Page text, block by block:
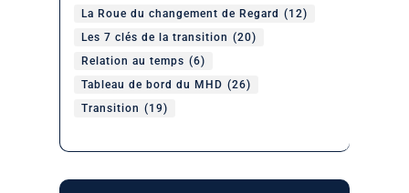
La Roue du changement de Regard (12)
Les 7 clés de la transition (20)
Relation au temps (6)
Tableau de bord du MHD (26)
Transition (19)